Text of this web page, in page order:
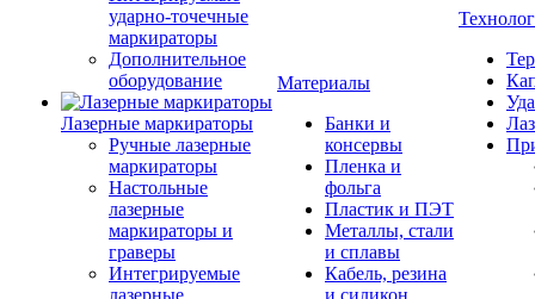
ударно-точечные
маркираторы
Дополнительное
оборудование
Лазерные маркираторы
Ручные лазерные
маркираторы
Настольные
лазерные
маркираторы и
граверы
Интегрируемые
лазерные
Материалы
Банки и
консервы
Пленка и
фольга
Пластик и ПЭТ
Металлы, стали
и сплавы
Кабель, резина
и силикон